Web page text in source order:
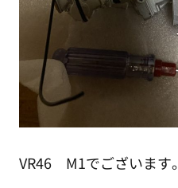
VR46 M1でございます。